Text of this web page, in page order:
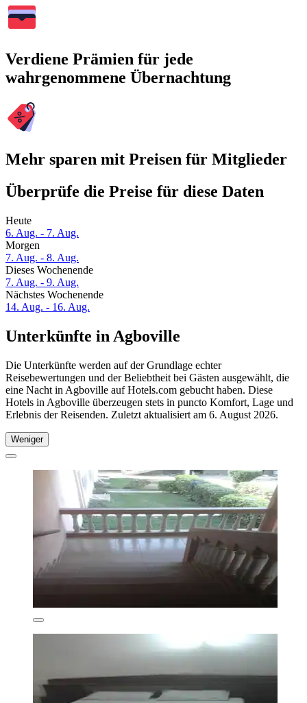
Verdiene Prämien für jede
wahrgenommene Übernachtung
Mehr sparen mit Preisen für Mitglieder
Überprüfe die Preise für diese Daten
Heute
6. Aug. - 7. Aug.
Morgen
7. Aug. - 8. Aug.
Dieses Wochenende
7. Aug. - 9. Aug.
Nächstes Wochenende
14. Aug. - 16. Aug.
Unterkünfte in Agboville
Die Unterkünfte werden auf der Grundlage echter
Reisebewertungen und der Beliebtheit bei Gästen ausgewählt, die
eine Nacht in Agboville auf Hotels.com gebucht haben. Diese
Hotels in Agboville überzeugen stets in puncto Komfort, Lage und
Erlebnis der Reisenden. Zuletzt aktualisiert am 6. August 2026.
Weniger